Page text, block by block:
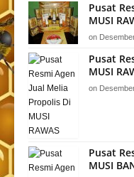
Pusat
MUSI
on
Pusat
MUSI
on
Pusat
MUSI